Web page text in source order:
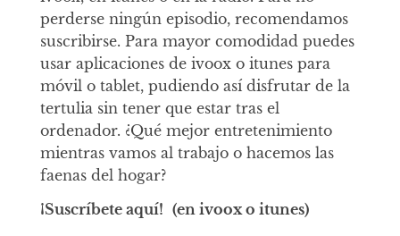
perderse ningún episodio, recomendamos
suscribirse. Para mayor comodidad puedes
usar aplicaciones de ivoox o itunes para
móvil o tablet, pudiendo así disfrutar de la
tertulia sin tener que estar tras el
ordenador. ¿Qué mejor entretenimiento
mientras vamos al trabajo o hacemos las
faenas del hogar?
¡Suscríbete aquí! (en ivoox o itunes)